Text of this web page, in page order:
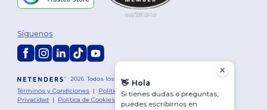
2026. Todos los derechos reservados
Términos y Condiciones | Política de personalización
Política de
Privacidad | Política de Cookies
Síguenos
👋 Hola
Si tienes dudas o preguntas,
puedes escribirnos en